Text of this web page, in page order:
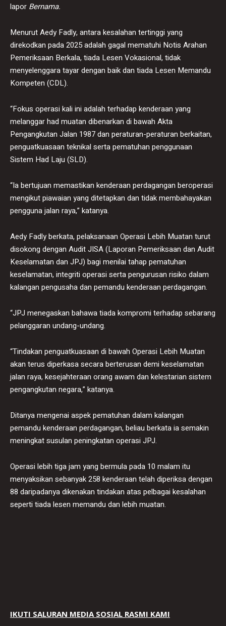
lapor Bernama.
Menurut Aedy Fadly, antara kesalahan tertinggi yang
direkodkan pada 2025 adalah gagal mematuhi Notis Arahan
Pemeriksaan Berkala, tiada Lesen Vokasional, tidak
menyelenggara tayar dengan baik dan tiada Lesen Memandu
Kompeten (CDL).
“Fokus operasi kali ini adalah terhadap kenderaan yang
melanggar had muatan dibenarkan di bawah Akta
Pengangkutan Jalan 1987 dan peraturan-peraturan berkaitan,
penguatkuasaan teknikal serta pematuhan penggunaan
Sistem Had Laju (SLD).
“Ia bertujuan memastikan kenderaan perdagangan beroperasi
mengikut piawaian yang ditetapkan dan tidak membahayakan
pengguna jalan raya,” katanya.
Aedy Fadly berkata, pelaksanaan Operasi Lebih Muatan turut
disokong dengan Audit JISA (Laporan Pemeriksaan dan Audit
Keselamatan dan JPJ) bagi menilai tahap pematuhan
keselamatan, integriti operasi serta pengurusan risiko dalam
kalangan pengusaha dan pemandu kenderaan perdagangan.
“JPJ menegaskan bahawa tiada kompromi terhadap sebarang
pelanggaran undang-undang.
“Tindakan penguatkuasaan di bawah Operasi Lebih Muatan
akan terus diperkasa secara berterusan demi keselamatan
jalan raya, kesejahteraan orang awam dan kelestarian sistem
pengangkutan negara,” katanya.
Ditanya mengenai aspek pematuhan dalam kalangan
pemandu kenderaan perdagangan, beliau berkata ia semakin
meningkat susulan peningkatan operasi JPJ.
Operasi lebih tiga jam yang bermula pada 10 malam itu
menyaksikan sebanyak 258 kenderaan telah diperiksa dengan
88 daripadanya dikenakan tindakan atas pelbagai kesalahan
seperti tiada lesen memandu dan lebih muatan.
IKUTI SALURAN MEDIA SOSIAL RASMI KAMI